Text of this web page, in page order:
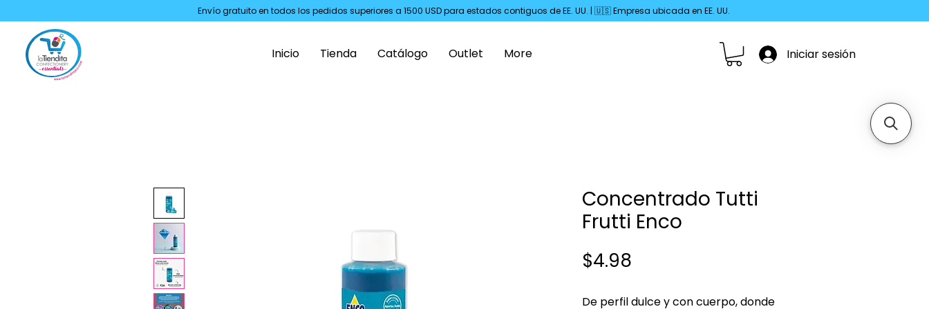
Inicio Tienda Catálogo Outlet More Iniciar sesión
Envío gratuito en todos los pedidos superiores a 1500 USD para estados contiguos de EE. UU. | 🇺🇸 Empresa ubicada en EE. UU.
Concentrado Tutti
Frutti Enco
$4.98
De perfil dulce y con cuerpo, donde